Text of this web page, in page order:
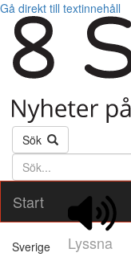
Gå direkt till textinnehåll
Sök
Söktext
Start
Lyssna
Sverige